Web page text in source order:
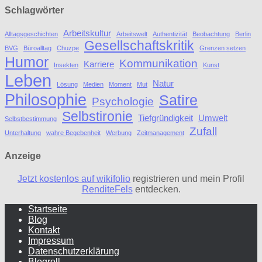
Schlagwörter
Alltagsgeschichten Arbeitskultur Arbeitswelt Authentizität Beobachtung
Berlin
BVG
Büroalltag Chuzpe Gesellschaftskritik Grenzen setzen
Humor Insekten Karriere Kommunikation Kunst
Leben Lösung Medien Moment Mut Natur
Philosophie Psychologie Satire
Selbstbestimmung Selbstironie Tiefgründigkeit Umwelt
Unterhaltung wahre Begebenheit Werbung Zeitmanagement Zufall
Anzeige
Jetzt kostenlos auf wikifolio registrieren und mein Profil
RenditeFelsentdecken.
Startseite
Blog
Kontakt
Impressum
Datenschutzerklärung